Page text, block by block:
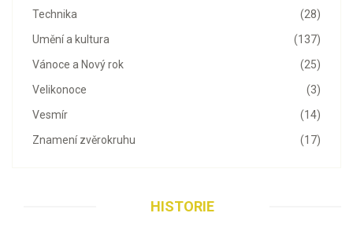
(28)
Technika
(137)
Umění a kultura
(25)
Vánoce a Nový rok
(3)
Velikonoce
(14)
Vesmír
(17)
Znamení zvěrokruhu
HISTORIE